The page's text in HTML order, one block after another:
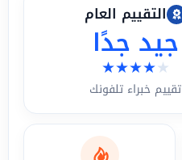
التقييم العام
جيد جدًا
★★★★★
تقييم خبراء تلفونك